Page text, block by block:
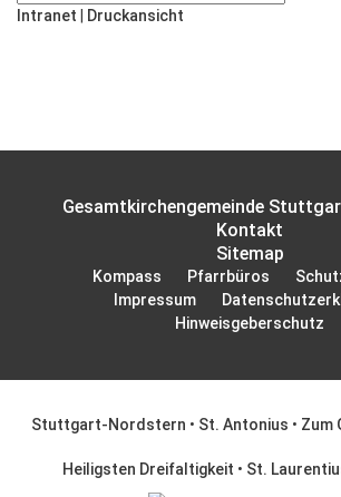
Intranet Druckansicht
Gesamtkirchengemeinde
Kontakt
Sitemap
Kompass Pfarrbüros
Impressum
Hinweisgeberschutz
Stuttgart-Nordstern • St. Antonius • Zum
Heiligsten Dreifaltigkeit • St.